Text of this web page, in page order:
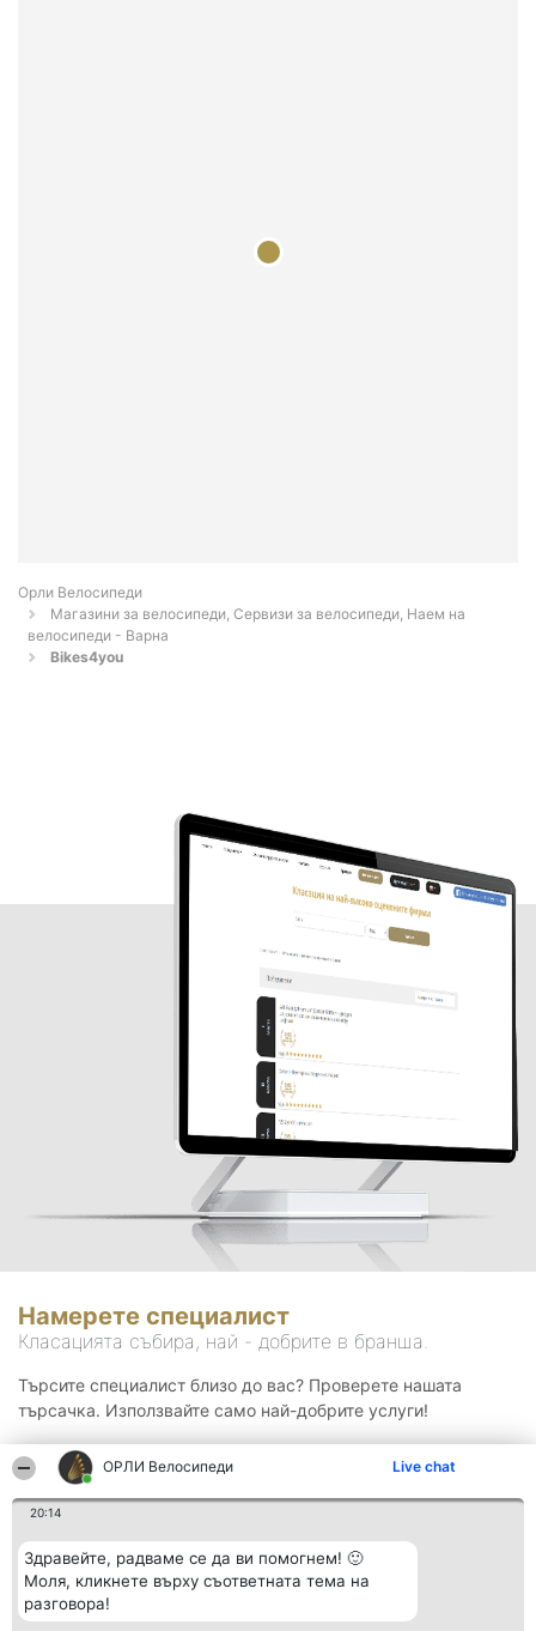
ОРЛИ Велосипеди Live chat
20:14
Здравейте, радваме се да ви помогнем! 🙂
Моля, кликнете върху съответната тема на
разговора!
Орли Велосипеди
Магазини за велосипеди, Сервизи за велосипеди, Наем на
велосипеди - Варна
Bikes4you
Намерете специалист
Класацията събира, най - добрите в бранша.
Търсите специалист близо до вас? Проверете нашата
търсачка. Използвайте само най-добрите услуги!